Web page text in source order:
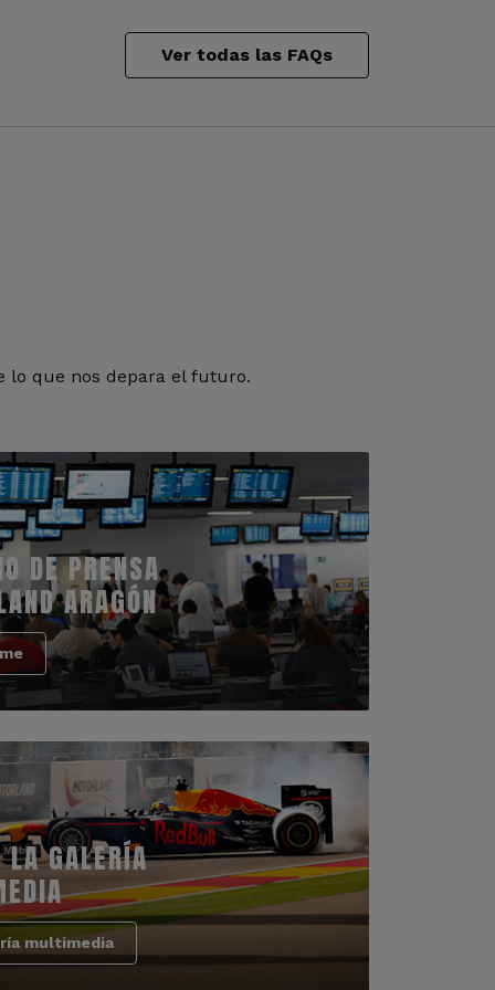
Ver todas las FAQs
lo que nos depara el futuro.
DE PRENSA
ARAGÓN
LA GALERÍA
multimedia